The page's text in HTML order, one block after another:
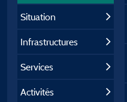
Situation
Infrastructures
Services
Activités